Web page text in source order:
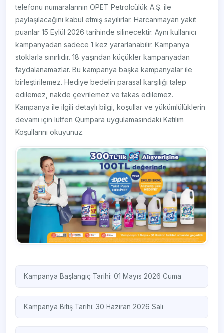
telefonu numaralarının OPET Petrolcülük A.Ş. ile
paylaşılacağını kabul etmiş sayılırlar. Harcanmayan yakıt
puanlar 15 Eylül 2026 tarihinde silinecektir. Aynı kullanıcı
kampanyadan sadece 1 kez yararlanabilir. Kampanya
stoklarla sınırlıdır. 18 yaşından küçükler kampanyadan
faydalanamazlar. Bu kampanya başka kampanyalar ile
birleştirilemez. Hediye bedelin parasal karşılığı talep
edilemez, nakde çevrilemez ve takas edilemez.
Kampanya ile ilgili detaylı bilgi, koşullar ve yükümlülüklerin
devamı için lütfen Qumpara uygulamasındaki Katılım
Koşullarını okuyunuz.
Kampanya Başlangıç Tarihi: 01 Mayıs 2026 Cuma
Kampanya Bitiş Tarihi: 30 Haziran 2026 Salı